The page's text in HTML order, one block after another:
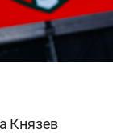
Князев